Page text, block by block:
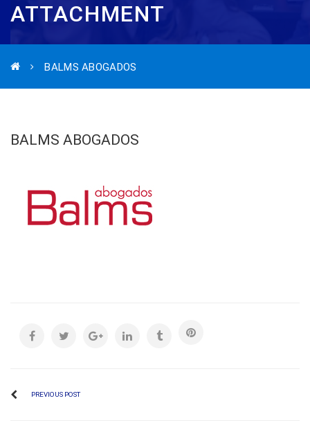
ATTACHMENT
BALMS ABOGADOS
BALMS ABOGADOS
PREVIOUS POST